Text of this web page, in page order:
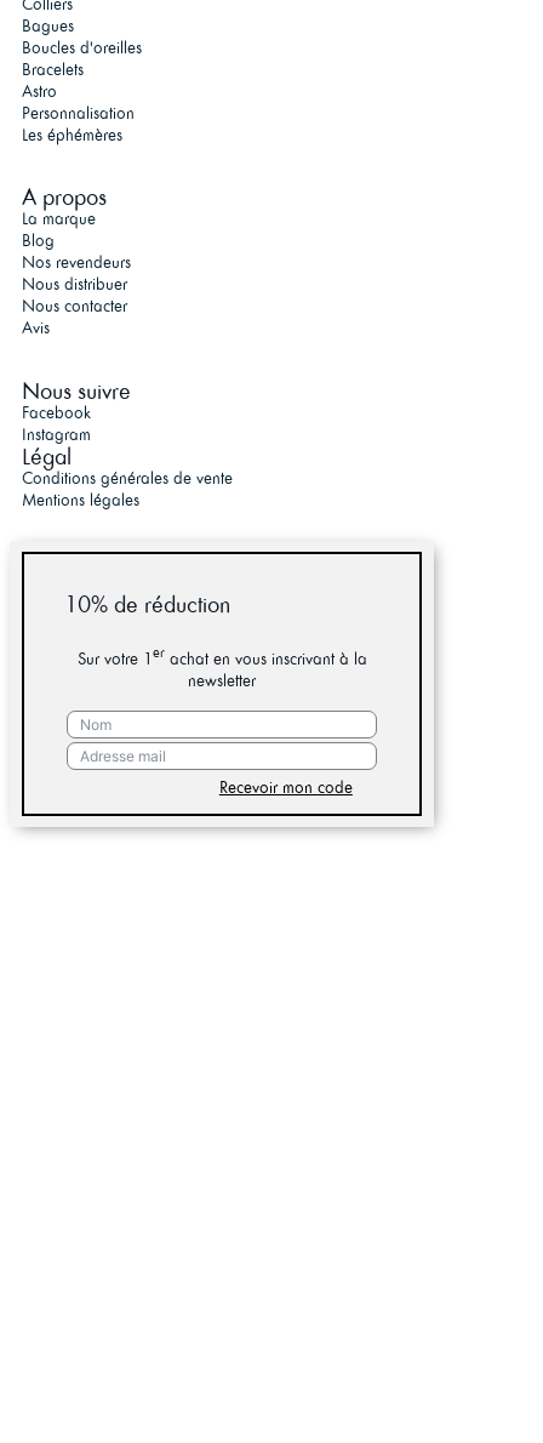
Bagues
Boucles d'oreilles
Bracelets
Astro
Personnalisation
Les éphémères
A propos
La marque
Blog
Nos revendeurs
Nous distribuer
Nous contacter
Avis
Nous suivre
Facebook
Instagram
Légal
Conditions générales de vente
Mentions légales
10% de réduction
Sur votre 1 erachat en vous inscrivant à la
newsletter
Recevoir mon code